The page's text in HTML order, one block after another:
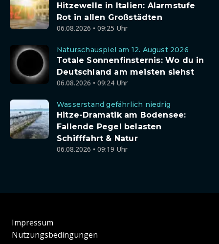
Hitzewelle in Italien: Alarmstufe
Rot in allen Großstädten
06.08.2026 • 09:25 Uhr
Naturschauspiel am 12. August 2026
Totale Sonnenfinsternis: Wo du in
Deutschland am meisten siehst
06.08.2026 • 09:24 Uhr
Wasserstand gefährlich niedrig
Hitze-Dramatik am Bodensee:
Fallende Pegel belasten
Schifffahrt & Natur
06.08.2026 • 09:19 Uhr
Impressum
Nutzungsbedingungen